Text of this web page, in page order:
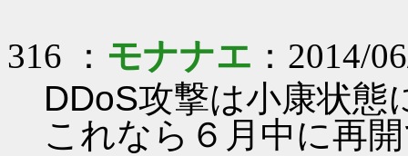
316 ： モナナエ ：2014/
DDoS攻撃は小康状
これなら６月中に再